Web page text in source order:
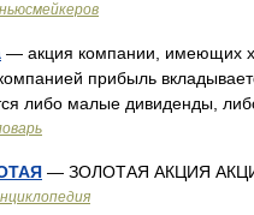
— акция компании, имеющих
прибыль
либо малые дивиденды,
— ЗОЛОТАЯ АКЦИЯ